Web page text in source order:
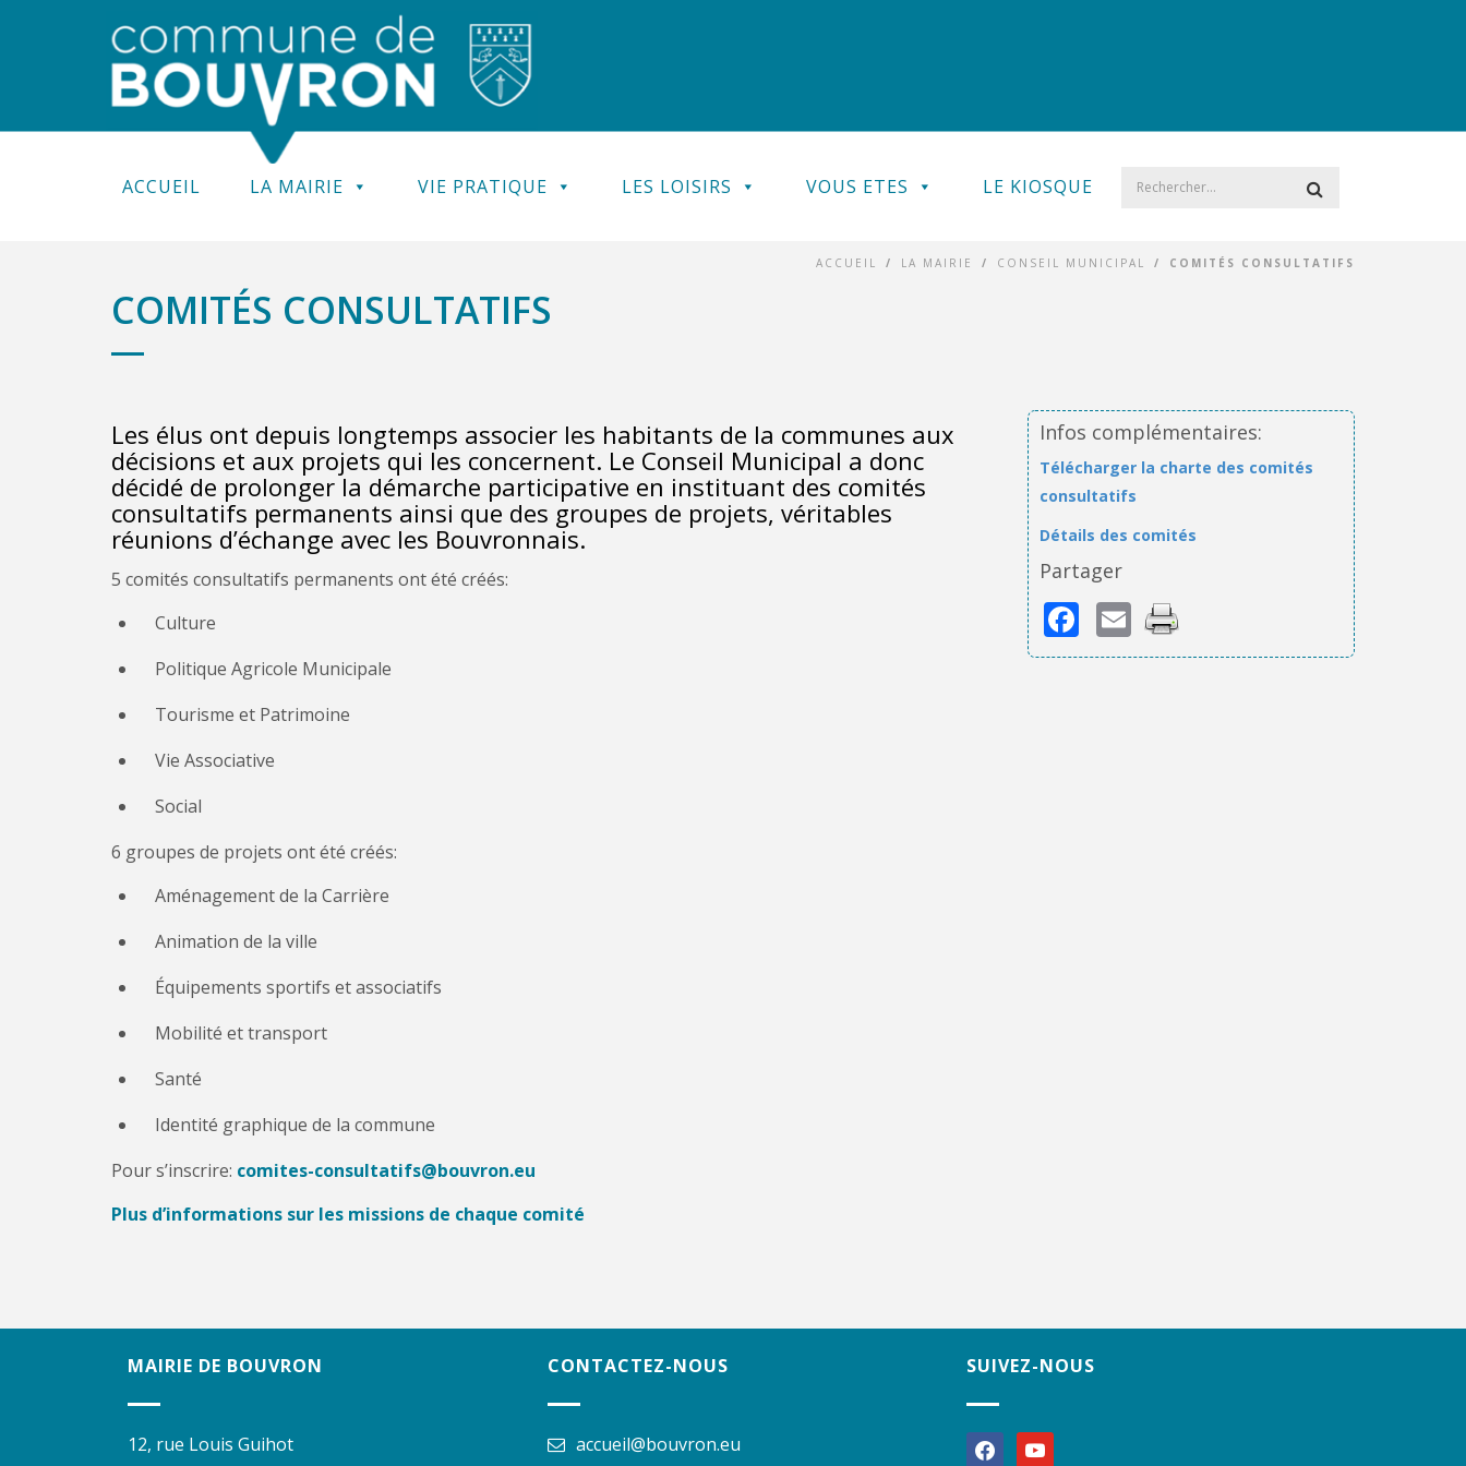
ACCUEIL LA MAIRIE VIE PRATIQUE LES LOISIRS VOUS ETES LE KIOSQUE
ACCUEIL / LA MAIRIE / CONSEIL MUNICIPAL / COMITÉS CONSULTATIFS
COMITÉS CONSULTATIFS
Les élus ont depuis longtemps associer les habitants de la communes aux
décisions et aux projets qui les concernent. Le Conseil Municipal a donc
décidé de prolonger la démarche participative en instituant des comités
consultatifs permanents ainsi que des groupes de projets, véritables
réunions d’échange avec les Bouvronnais.
5 comités consultatifs permanents ont été créés:
Culture
Politique Agricole Municipale
Tourisme et Patrimoine
Vie Associative
Social
6 groupes de projets ont été créés:
Aménagement de la Carrière
Animation de la ville
Équipements sportifs et associatifs
Mobilité et transport
Santé
Identité graphique de la commune
Pour s’inscrire: comites-consultatifs@bouvron.eu
Plus d’informations sur les missions de chaque comité
Infos complémentaires:
Télécharger la charte des comités
consultatifs
Détails des comités
Partager
Facebook
Email
MAIRIE DE BOUVRON
12, rue Louis Guihot
CONTACTEZ-NOUS
accueil@bouvron.eu
SUIVEZ-NOUS
facebookyoutube